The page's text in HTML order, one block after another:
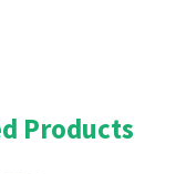
Products